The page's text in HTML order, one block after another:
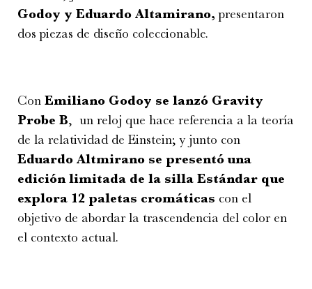
Godoy y Eduardo Altamirano, presentaron
dos piezas de diseño coleccionable.
Con Emiliano Godoy se lanzó Gravity
Probe B, un reloj que hace referencia a la teoría
de la relatividad de Einstein; y junto con
Eduardo Altmirano se presentó una
edición limitada de la silla Estándar que
explora 12 paletas cromáticas con el
objetivo de abordar la trascendencia del color en
el contexto actual.